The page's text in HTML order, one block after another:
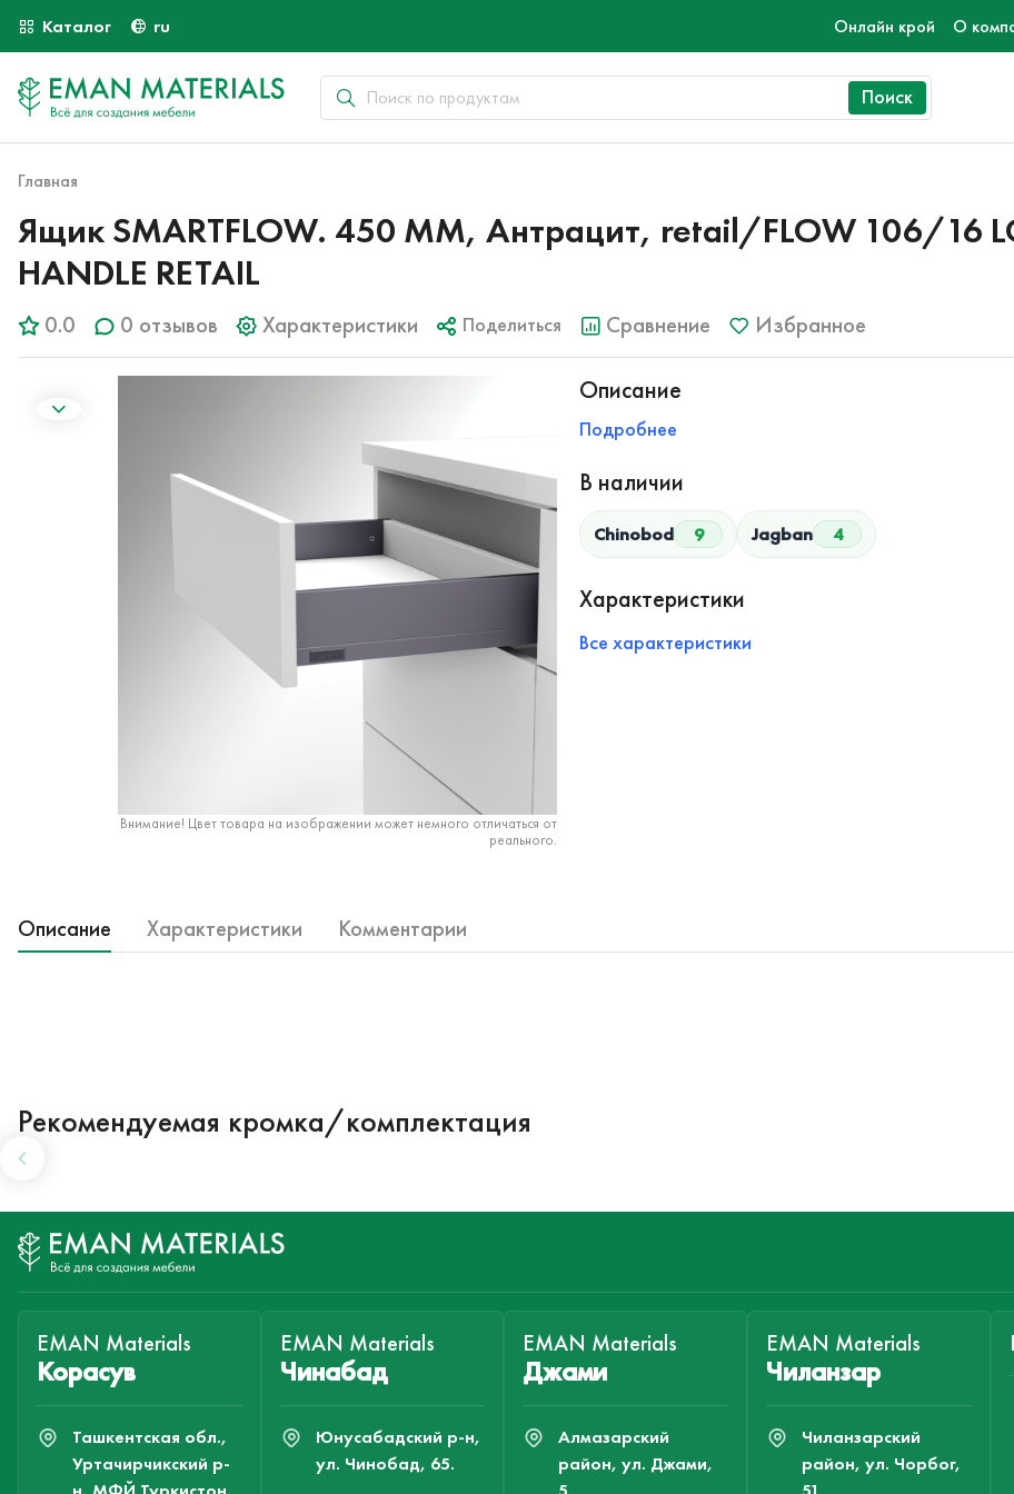
Каталог ru Онлайн крой О
Поиск
Главная
Ящик SMARTFLOW. 450 ММ, Антрацит, retail/FLOW 106/16
HANDLE RETAIL
0.0 0 отзывов Характеристики Поделиться Сравнение Избранное
Внимание! Цвет товара на изображении может немного отличаться от
реального.
Описание
Подробнее
В наличии
Chinobod 9 Jagban 4
Характеристики
Все характеристики
Описание Характеристики Комментарии
Рекомендуемая кромка/комплектация
EMAN Materials
Корасув
Ташкентская обл.,
Уртачирчикский р-
EMAN Materials
Чинабад
Юнусабадский р-н,
ул. Чинобад, 65.
EMAN Materials
Джами
Алмазарский
район, ул. Джами,
EMAN Materials
Чиланзар
Чиланзарский
район, ул. Чорбог,